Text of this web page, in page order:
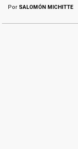
Por SALOMÓN MICHITTE